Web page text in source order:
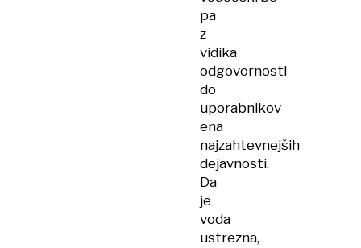
pa
z
vidika
odgovornosti
do
uporabnikov
ena
najzahtevnejših
dejavnosti.
Da
je
voda
ustrezna,